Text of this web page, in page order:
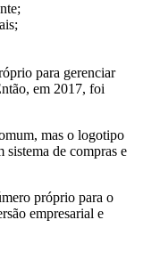
para gerenciar
em 2017, foi
mas o logotipo
de compras e
próprio para o
empresarial e